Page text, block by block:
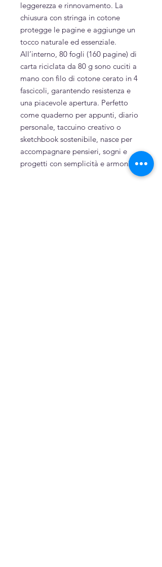
leggerezza e rinnovamento. La
chiusura con stringa in cotone
protegge le pagine e aggiunge un
tocco naturale ed essenziale.
All’interno, 80 fogli (160 pagine) di
carta riciclata da 80 g sono cuciti a
mano con filo di cotone cerato in 4
fascicoli, garantendo resistenza e
una piacevole apertura. Perfetto
come quaderno per appunti, diario
personale, taccuino creativo o
sketchbook sostenibile, nasce per
accompagnare pensieri, sogni e
progetti con semplicità e armonia.